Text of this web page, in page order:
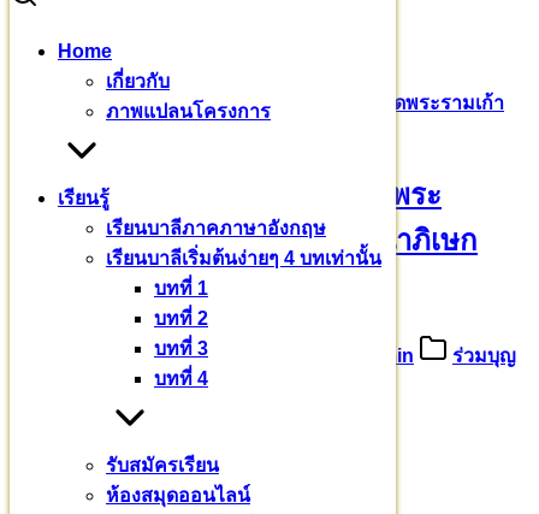
Home
เกี่ยวกับ
ภาพแปลนโครงการ
เรียนรู้
เรียนบาลีภาคภาษาอังกฤษ
เรียนบาลีเริ่มต้นง่ายๆ 4 บทเท่านั้น
บทที่ 1
บทที่ 2
บทที่ 3
บทที่ 4
รับสมัครเรียน
ห้องสมุดออนไลน์
Search
ขออนุโมทนาบุญ คณะนักศึกษาพระอภิธรรม วัดพระรามเก้า
ขออนุโมทนาบุญ คณะนักศึกษาพระ
อภิธรรม วัดพระรามเก้ากาญจนาภิเษก
กรุงเทพมหานคร
16 มิถุนายน 25675 มีนาคม 2025 admin
ร่วมบุญ
บาลีเถรวาทราชวิทยาลัย